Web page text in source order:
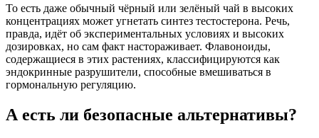
То есть даже обычный чёрный или зелёный чай в высоких
концентрациях может угнетать синтез тестостерона. Речь,
правда, идёт об экспериментальных условиях и высоких
дозировках, но сам факт настораживает. Флавоноиды,
содержащиеся в этих растениях, классифицируются как
эндокринные разрушители, способные вмешиваться в
гормональную регуляцию.
А есть ли безопасные альтернативы?